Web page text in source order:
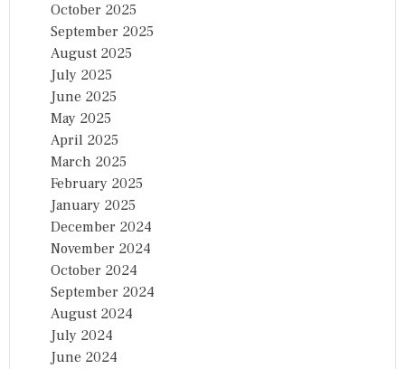
October 2025
September 2025
August 2025
July 2025
June 2025
May 2025
April 2025
March 2025
February 2025
January 2025
December 2024
November 2024
October 2024
September 2024
August 2024
July 2024
June 2024